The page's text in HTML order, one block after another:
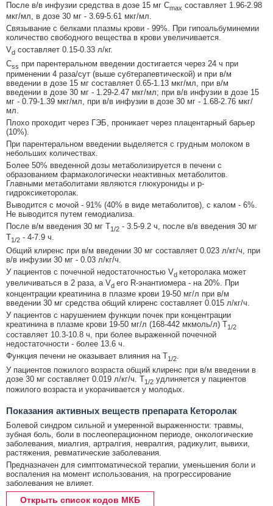
После в/в инфузии средства в дозе 15 мг Cmax составляет 1.96-2.98
мкг/мл, в дозе 30 мг - 3.69-5.61 мкг/мл.
Связывание с белками плазмы крови - 99%. При гипоальбуминемии
количество свободного вещества в крови увеличивается.
Vd составляет 0.15-0.33 л/кг.
Css при парентеральном введении достигается через 24 ч при
применении 4 раза/сут (выше субтерапевтической) и при в/м
введении в дозе 15 мг составляет 0.65-1.13 мкг/мл, при в/м
введении в дозе 30 мг - 1.29-2.47 мкг/мл; при в/в инфузии в дозе 15
мг - 0.79-1.39 мкг/мл, при в/в инфузии в дозе 30 мг - 1.68-2.76 мкг/
мл.
Плохо проходит через ГЭБ, проникает через плацентарный барьер
(10%).
При парентеральном введении выделяется с грудным молоком в
небольших количествах.
Более 50% введенной дозы метаболизируется в печени с
образованием фармакологически неактивных метаболитов.
Главными метаболитами являются глюкурониды и p-
гидроксикеторолак.
Выводится с мочой - 91% (40% в виде метаболитов), с калом - 6%.
Не выводится путем гемодиализа.
После в/м введения 30 мг T1/2 - 3.5-9.2 ч, после в/в введения 30 мг
T1/2 - 4-7.9 ч.
Общий клиренс при в/м введении 30 мг составляет 0.023 л/кг/ч, при
в/в инфузии 30 мг - 0.03 л/кг/ч.
У пациентов с почечной недостаточностью Vd кеторолака может
увеличиваться в 2 раза, а Vd его R-энантиомера - на 20%. При
концентрации креатинина в плазме крови 19-50 мг/л при в/м
введении 30 мг средства общий клиренс составляет 0.015 л/кг/ч.
У пациентов с нарушением функции почек при концентрации
креатинина в плазме крови 19-50 мг/л (168-442 мкмоль/л) T1/2
составляет 10.3-10.8 ч, при более выраженной почечной
недостаточности - более 13.6 ч.
Функция печени не оказывает влияния на T1/2.
У пациентов пожилого возраста общий клиренс при в/м введении в
дозе 30 мг составляет 0.019 л/кг/ч. T1/2 удлиняется у пациентов
пожилого возраста и укорачивается у молодых.
Показания активных веществ препарата Кеторолак
Болевой синдром сильной и умеренной выраженности: травмы,
зубная боль, боли в послеоперационном периоде, онкологические
заболевания, миалгия, артралгия, невралгия, радикулит, вывихи,
растяжения, ревматические заболевания.
Предназначен для симптоматической терапии, уменьшения боли и
воспаления на момент использования, на прогрессирование
заболевания не влияет.
Открыть список кодов МКБ